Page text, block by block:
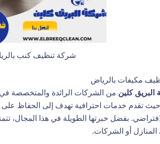
شركة تنظيف كنب
مكيفات بالرياض
كلين من الشركات الرائدة والمتخصصة
حيث تقدم خدمات احترافية تهدف إلى الحفاظ على
بفضل خبرتها الطويلة في هذا المجال،
أو الشركات.